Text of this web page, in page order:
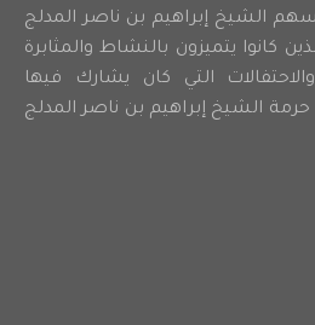
الشيخ إبراهيم بن ناصر المدلج
كانوا يتميزون بالنشاط والمثابرة
التي كان يشارك فيها
الشيخ إبراهيم بن ناصر المدلج